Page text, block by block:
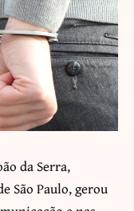
da Serra,
São Paulo, gerou